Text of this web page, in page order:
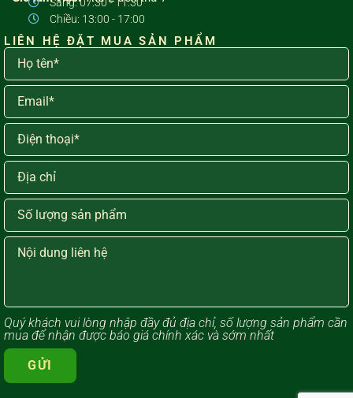
Chiều: 13:00 - 17:00
LIÊN HỆ ĐẶT MUA SẢN PHẨM
Quý khách vui lòng ​nhập đầy đủ địa chỉ, số lượng sản phẩm cần
mua để nhận được báo giá chính xác và sớm nhất